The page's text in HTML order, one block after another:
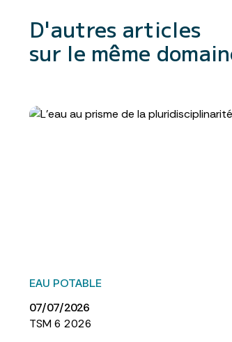
D'autres articles
sur le même
EAU POTABLE
07/07/2026
TSM 6 2026